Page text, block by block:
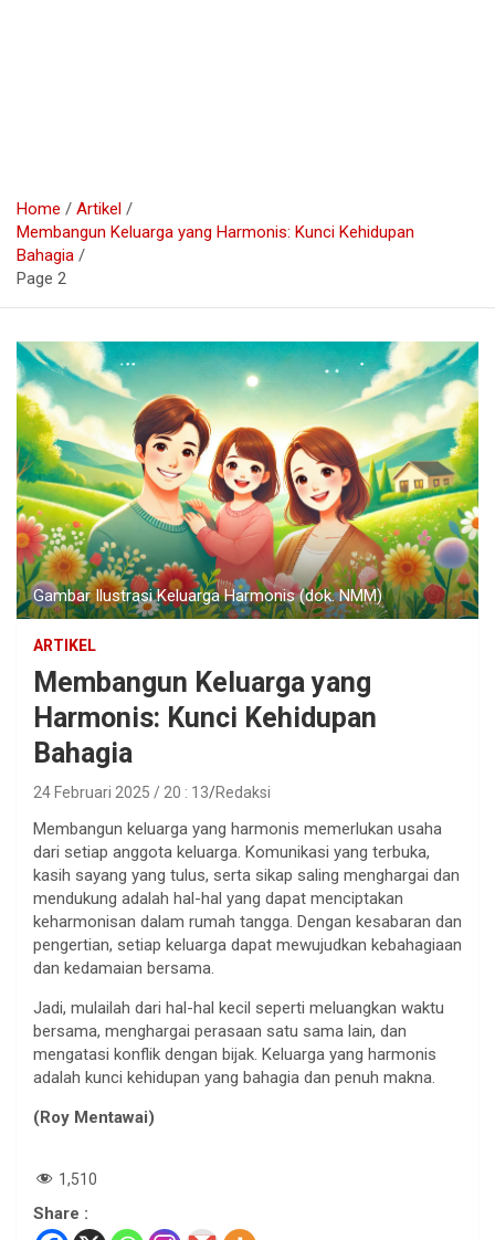
Home
Artikel
Membangun Keluarga yang Harmonis: Kunci Kehidupan
Bahagia
Page 2
Gambar Ilustrasi Keluarga Harmonis (dok. NMM)
ARTIKEL
Membangun Keluarga yang
Harmonis: Kunci Kehidupan
Bahagia
24 Februari 2025 / 20 : 13 Redaksi
Membangun keluarga yang harmonis memerlukan usaha
dari setiap anggota keluarga. Komunikasi yang terbuka,
kasih sayang yang tulus, serta sikap saling menghargai dan
mendukung adalah hal-hal yang dapat menciptakan
keharmonisan dalam rumah tangga. Dengan kesabaran dan
pengertian, setiap keluarga dapat mewujudkan kebahagiaan
dan kedamaian bersama.
Jadi, mulailah dari hal-hal kecil seperti meluangkan waktu
bersama, menghargai perasaan satu sama lain, dan
mengatasi konflik dengan bijak. Keluarga yang harmonis
adalah kunci kehidupan yang bahagia dan penuh makna.
(Roy Mentawai)
1,510
Share :